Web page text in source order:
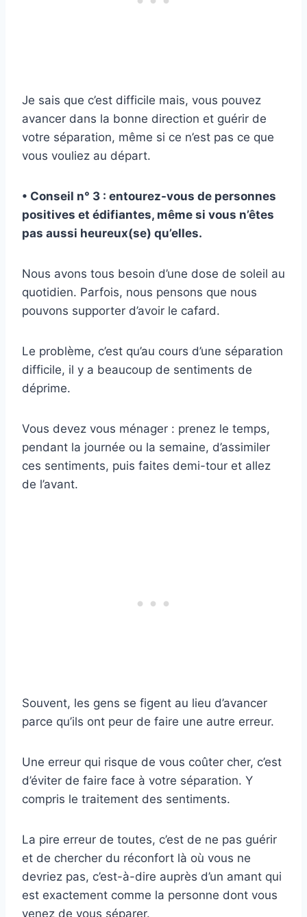
Je sais que c’est difficile mais, vous pouvez
avancer dans la bonne direction et guérir de
votre séparation, même si ce n’est pas ce que
vous vouliez au départ.
• Conseil n° 3 : entourez-vous de personnes
positives et édifiantes, même si vous n’êtes
pas aussi heureux(se) qu’elles.
Nous avons tous besoin d’une dose de soleil au
quotidien. Parfois, nous pensons que nous
pouvons supporter d’avoir le cafard.
Le problème, c’est qu’au cours d’une séparation
difficile, il y a beaucoup de sentiments de
déprime.
Vous devez vous ménager : prenez le temps,
pendant la journée ou la semaine, d’assimiler
ces sentiments, puis faites demi-tour et allez
de l’avant.
Souvent, les gens se figent au lieu d’avancer
parce qu’ils ont peur de faire une autre erreur.
Une erreur qui risque de vous coûter cher, c’est
d’éviter de faire face à votre séparation. Y
compris le traitement des sentiments.
La pire erreur de toutes, c’est de ne pas guérir
et de chercher du réconfort là où vous ne
devriez pas, c’est-à-dire auprès d’un amant qui
est exactement comme la personne dont vous
venez de vous séparer.